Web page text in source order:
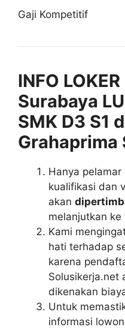
Gaji Kompetitif
INFO
Surabaya
SMK D3 S1
Grahaprima
Hanya
kualifikasi dan
akan
melanjutkan
Kami
hati terhadap
karena
Solusikerja.net
dikenakan
Untuk
informasi